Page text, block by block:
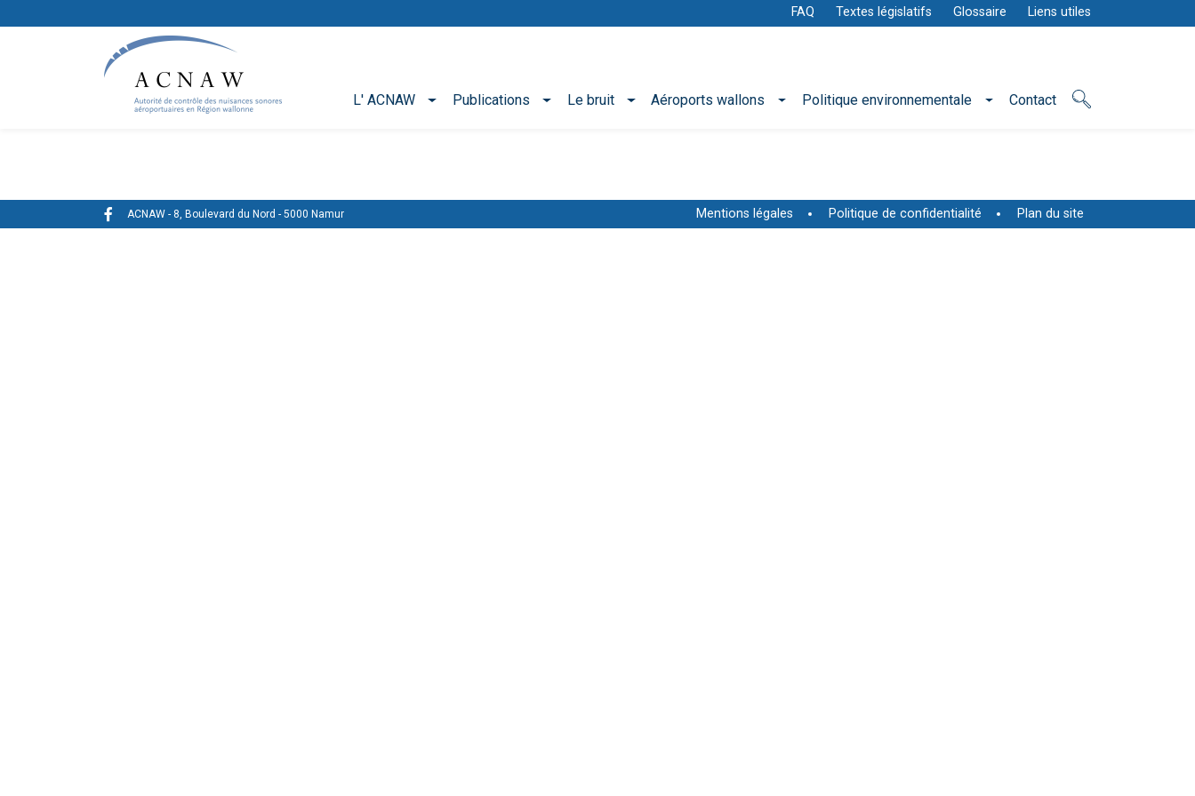
FAQ Textes législatifs Glossaire Liens utiles
L' ACNAW Publications Le bruit Aéroports wallons Politique environnementale Contact
ACNAW - 8, Boulevard du Nord - 5000 Namur Mentions légales Politique de confidentialité Plan du site